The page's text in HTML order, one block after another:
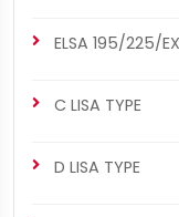
ELSA 195/225/
C LISA TYPE
D LISA TYPE